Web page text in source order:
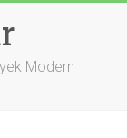
Modern